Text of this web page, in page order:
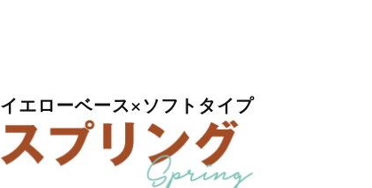
イエローベース×ソフトタイプ